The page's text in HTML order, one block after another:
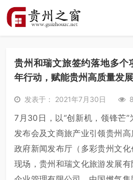
贵州和瑞文旅签约落地多个
年行动，赋能贵州高质量发展
发表于： 2021年7月30日
7月30日，以“创新机，领锋芒
发布会及文商旅产业引领贵州
政府新闻发布厅（多彩贵州文
现场，贵州和瑞文化旅游发展